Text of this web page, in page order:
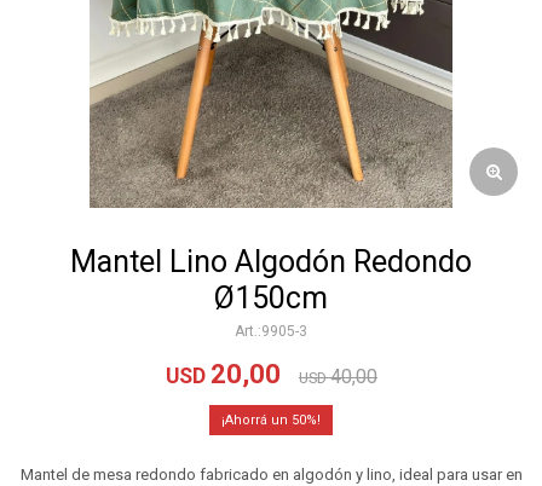
Mantel Lino Algodón Redondo
Ø150cm
9905-3
USD 20,00 USD 40,00
50
Mantel de mesa redondo fabricado en algodón y lino, ideal para usar en